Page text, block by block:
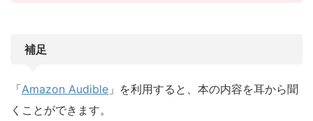
補足
「Amazon Audible 」を利用すると、本の内容を耳から聞
くことができます。